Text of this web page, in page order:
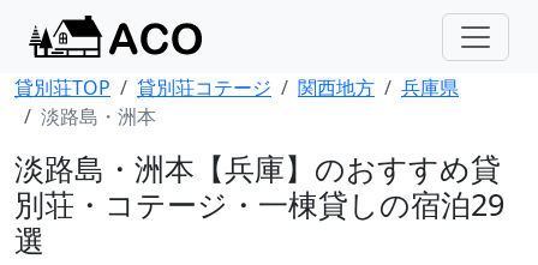
貸別荘TOP 貸別荘コテージ 関西地方
兵庫県
淡路島・洲本
淡路島・洲本【兵庫】のおすすめ貸
別荘・コテージ・一棟貸しの宿泊29
選